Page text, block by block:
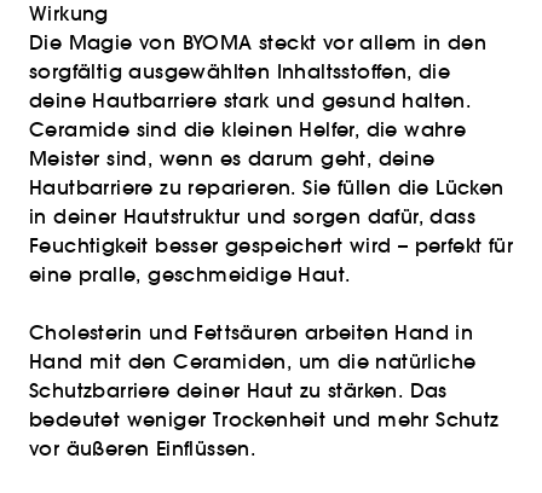
Wirkung
Die Magie von BYOMA steckt vor allem in den
sorgfältig ausgewählten Inhaltsstoffen, die
deine Hautbarriere stark und gesund halten.
Ceramide sind die kleinen Helfer, die wahre
Meister sind, wenn es darum geht, deine
Hautbarriere zu reparieren. Sie füllen die Lücken
in deiner Hautstruktur und sorgen dafür, dass
Feuchtigkeit besser gespeichert wird – perfekt für
eine pralle, geschmeidige Haut.
Cholesterin und Fettsäuren arbeiten Hand in
Hand mit den Ceramiden, um die natürliche
Schutzbarriere deiner Haut zu stärken. Das
bedeutet weniger Trockenheit und mehr Schutz
vor äußeren Einflüssen.